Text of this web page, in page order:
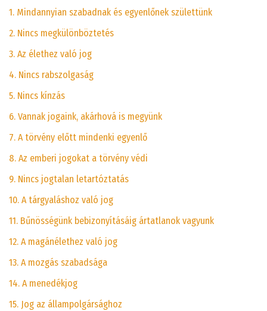
1. Mindannyian szabadnak és egyenlőnek születtünk
2. Nincs megkülönböztetés
3. Az élethez való jog
4. Nincs rabszolgaság
5. Nincs kínzás
6. Vannak jogaink, akárhová is megyünk
7. A törvény előtt mindenki egyenlő
8. Az emberi jogokat a törvény védi
9. Nincs jogtalan letartóztatás
10. A tárgyaláshoz való jog
11. Bűnösségünk bebizonyításáig ártatlanok vagyunk
12. A magánélethez való jog
13. A mozgás szabadsága
14. A menedékjog
15. Jog az állampolgársághoz